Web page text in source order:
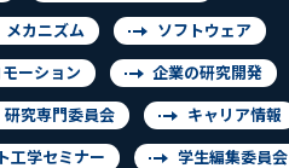
メカニズム ソフトウェア
モーション 企業の研究開発
研究専門委員会 キャリア情報
工学セミナー 学生編集委員会